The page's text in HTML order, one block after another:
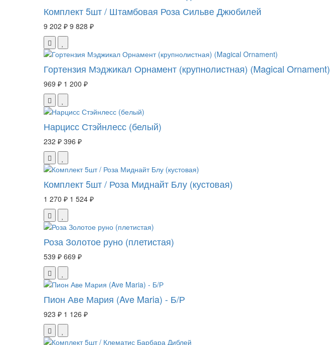
Комплект 5шт / Штамбовая Роза Сильве Джюбилей
9 202 ₽ 9 828 ₽
Гортензия Мэджикал Орнамент (крупнолистная) (Magical Ornament)
969 ₽ 1 200 ₽
Нарцисс Стэйнлесс (белый)
232 ₽ 396 ₽
Комплект 5шт / Роза Миднайт Блу (кустовая)
1 270 ₽ 1 524 ₽
Роза Золотое руно (плетистая)
539 ₽ 669 ₽
Пион Аве Мария (Ave Maria) - Б/Р
923 ₽ 1 126 ₽